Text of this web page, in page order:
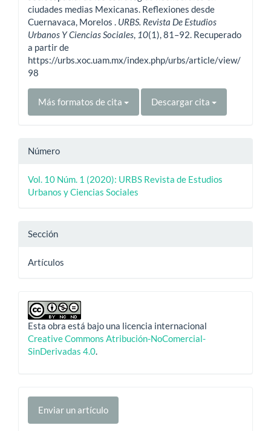
ciudades medias Mexicanas. Reflexiones desde
Cuernavaca, Morelos . URBS. Revista De Estudios
Urbanos Y Ciencias Sociales, 10(1), 81–92. Recuperado
a partir de
https://urbs.xoc.uam.mx/index.php/urbs/article/view/
98
Más formatos de cita Descargar cita
Número
Vol. 10 Núm. 1 (2020): URBS Revista de Estudios
Urbanos y Ciencias Sociales
Sección
Artículos
Esta obra está bajo una licencia internacional
Creative Commons Atribución-NoComercial-
SinDerivadas 4.0.
Enviar
unEnviar un artículo